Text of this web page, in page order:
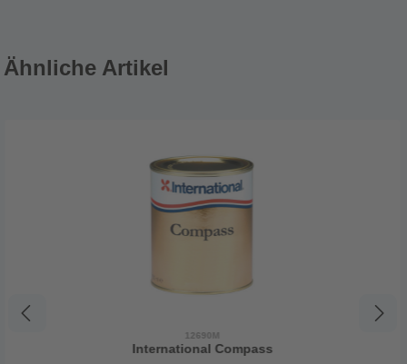
Ähnliche Artikel
12690M
International Compass